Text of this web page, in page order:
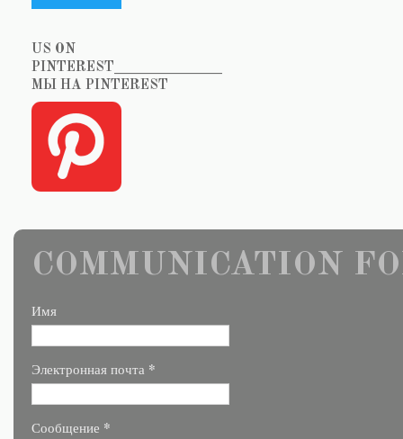
US ON
PINTEREST_______________
МЫ НА PINTEREST
COMMUNICATION
Имя
Электронная почта *
Сообщение *